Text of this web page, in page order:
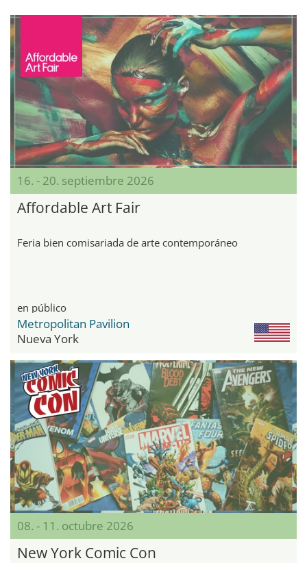
16. - 20. septiembre 2026
Affordable Art Fair
Feria bien comisariada de arte contemporáneo
en público
Metropolitan Pavilion
Nueva York
08. - 11. octubre 2026
New York Comic Con